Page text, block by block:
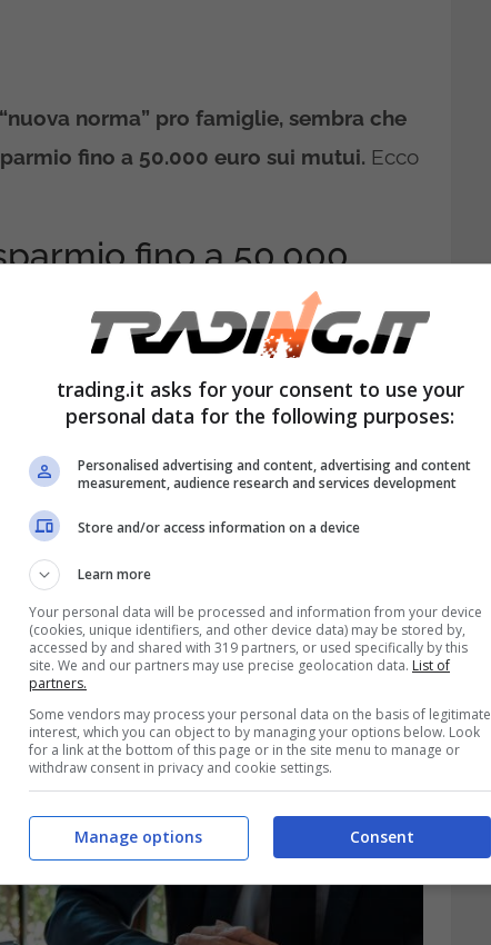
norma” pro famiglie, sembra che
fino a 50.000 euro sui mutui. Ecco
fino a 50.000
sui mutui sono arrivati a toccare il 4,5%.
Banca Centrale Euopea meno restrittiva,
mutui per l’acquisto della casa o
trading.it asks for your consent to use your
personal data for the following purposes:
Personalised advertising and content, advertising and content
measurement, audience research and services development
Store and/or access information on a device
Learn more
Your personal data will be processed and information from your device
(cookies, unique identifiers, and other device data) may be stored by,
accessed by and shared with 319 partners, or used specifically by this
site. We and our partners may use precise geolocation data. List of
partners.
Some vendors may process your personal data on the basis of legitimate
interest, which you can object to by managing your options below. Look
for a link at the bottom of this page or in the site menu to manage or
withdraw consent in privacy and cookie settings.
Consent
Manage options